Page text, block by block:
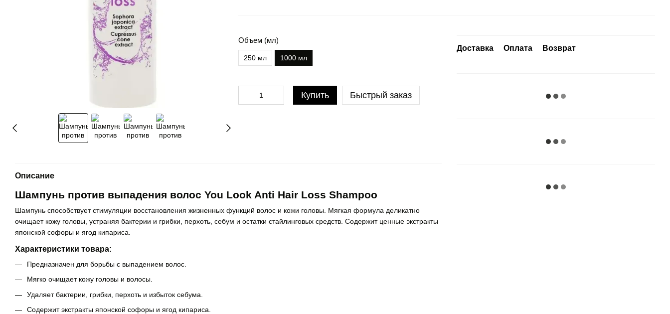
Объем (мл)
250 мл 1000 мл
Купить Быстрый заказ
Доставка Оплата Возврат
Описание
Шампунь против выпадения волос You Look Anti Hair Loss Shampoo
Шампунь способствует стимуляции восстановления жизненных функций волос и кожи головы. Мягкая формула деликатно
очищает кожу головы, устраняя бактерии и грибки, перхоть, себум и остатки стайлинговых средств. Содержит ценные экстракты
японской софоры и ягод кипариса.
Характеристики товара:
Предназначен для борьбы с выпадением волос.
Мягко очищает кожу головы и волосы.
Удаляет бактерии, грибки, перхоть и избыток себума.
Содержит экстракты японской софоры и ягод кипариса.